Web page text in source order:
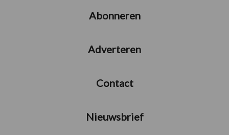
Abonneren
Adverteren
Contact
Nieuwsbrief